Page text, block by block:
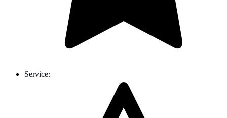
Service: